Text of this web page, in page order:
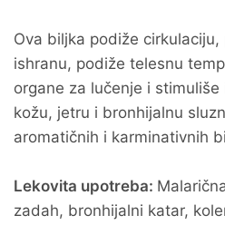
Ova biljka podiže
ishranu, podiže telesnu
organe za lučenje i
kožu, jetru i bronhijalnu
aromatičnih i karminativnih
Lekovita upotreba:
zadah, bronhijalni katar,